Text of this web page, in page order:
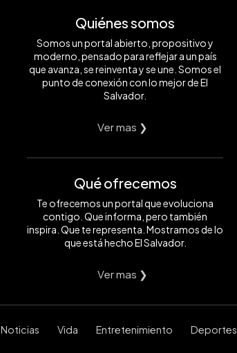
Quiénes somos
Somos un portal abierto, propositivo y
moderno, pensado para reflejar a un país
que avanza, se reinventa y se une. Somos el
punto de conexión con lo mejor de El
Salvador.
Ver mas ❯
Qué ofrecemos
Te ofrecemos un portal que evoluciona
contigo. Que informa, pero también
inspira. Que te representa. Mostramos de lo
que está hecho El Salvador.
Ver mas ❯
Noticias Vida Entretenimiento Deportes